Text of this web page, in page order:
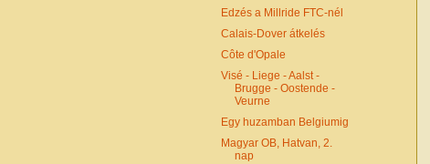
Edzés a Millride FTC-nél
Calais-Dover átkelés
Côte d'Opale
Visé - Liege - Aalst -
Brugge - Oostende -
Veurne
Egy huzamban Belgiumig
Magyar OB, Hatvan, 2.
nap